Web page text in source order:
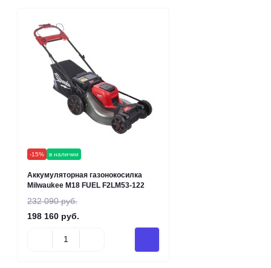
-15% в наличии
Аккумуляторная газонокосилка
Milwaukee M18 FUEL F2LM53-122
232 090 руб.
198 160 руб.